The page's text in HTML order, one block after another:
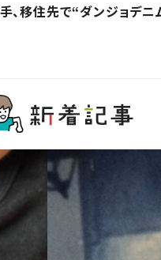
、移住先で“ダンジョデ